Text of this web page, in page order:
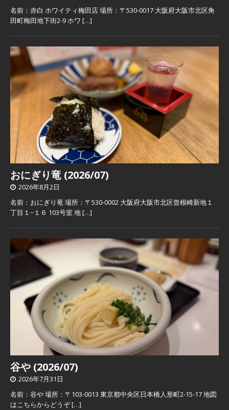
名前：赤白 ホワイティ梅田店 場所：〒530-0017 大阪府大阪市北区角
田町梅田地下街2-9 ホワ […]
おにぎり竜 (2026/07)
2026年8月2日
名前：おにぎり竜 場所：〒530-0002 大阪府大阪市北区曾根崎新地１
丁目１−１６ 103号室 地[…]
谷や (2026/07)
2026年7月31日
名前：谷や 場所：〒103-0013 東京都中央区日本橋人形町2-15-17 地図
はこちらからどうぞ[…]